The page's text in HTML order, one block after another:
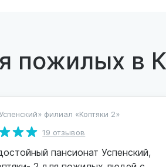
пожилых в
филиал «Коптяки 2»
19 отзывов
пансионат Успенский,